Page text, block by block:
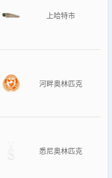
上哈特市
河畔奥林匹克
悉尼奥林匹克